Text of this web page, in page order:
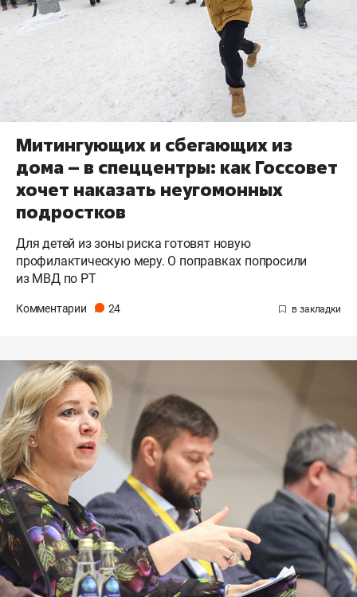
Митингующих и сбегающих из
дома – в спеццентры: как Госсовет
хочет наказать неугомонных
подростков
Для детей из зоны риска готовят новую
профилактическую меру. О поправках попросили
из МВД по РТ
Комментарии 24